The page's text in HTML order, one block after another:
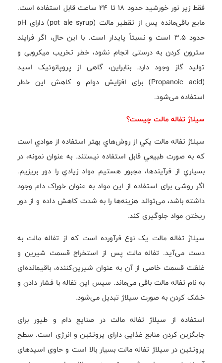
فقط زیر نور خورشید حدود ۱۸ تا ۲۴ ساعت قابل استفاده است.
مایع باقی‌مانده پس از تقطیر مالت (pot ale syrup) دارای pH
حدود ۳.۵ است و نسبتاً پایدار است. با این حال، اگر فرایند
سترون کردن به درستی انجام نشود، خطر تخریب میکروبی و
تولید گاز وجود دارد. بنابراین، گاهی از پروپانوئیک اسید
(Propanoic acid) برای افزایش دوام و کاهش این خطر
استفاده می‌شود.
سیلاژ تفاله مالت چیست؟
سيلاژ تفاله مالت يكي از روش‌هاي بهتر استفاده از موادي است
كه به صورت طبيعي قابل استفاده نيستند. به عنوان نمونه، در
بسياري از فرآيندها، مجبور هستيم مواد زيادي را دور بریزیم.
اگر روشی برای استفاده از این مواد به عنوان خوراک دام وجود
داشته باشد، می‌تواند هزینه‌ها را به شدت کاهش داده و از دور
ریختن مواد جلوگیری کند.
سیلاژ تفاله مالت یک نوع فرآورده است که از تفاله مالت به
دست می‌آید. تفاله مالت پس از استخراج قسمت شیرین و
غلظت قسمت خاصی از آن به عنوان شیرین‌کننده، باقیمانده‌ای
به نام تفاله مالت باقی می‌ماند. سپس این تفاله با فشار دادن و
خشک کردن به صورت سیلاژ تبدیل می‌شود.
استفاده از سیلاژ تفاله مالت در صنایع دام و طیور برای
جایگزین کردن منابع غذایی دارای پروتئین و انرژی است. سطح
پروتئین در سیلاژ تفاله مالت بسیار بالا است و حاوی اسیدهای